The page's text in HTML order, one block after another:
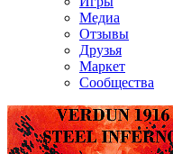
Медиа
Отзывы
Друзья
Маркет
Сообщества